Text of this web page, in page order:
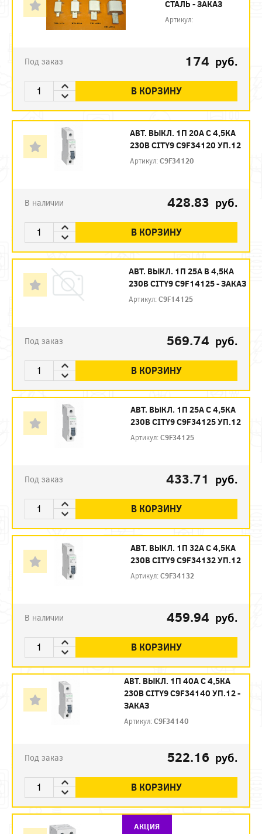
СТАЛЬ - ЗАКАЗ
Артикул:
Под заказ 174 руб.
В КОРЗИНУ
АВТ. ВЫКЛ. 1П 20А С 4,5КА
230В CITY9 C9F34120 УП.12
Артикул:C9F34120
В наличии 428.83 руб.
В КОРЗИНУ
АВТ. ВЫКЛ. 1П 25А B 4,5КА
230В CITY9 C9F14125 - ЗАКАЗ
Артикул:C9F14125
Под заказ 569.74 руб.
В КОРЗИНУ
АВТ. ВЫКЛ. 1П 25А С 4,5КА
230В CITY9 C9F34125 УП.12
Артикул:C9F34125
Под заказ 433.71 руб.
В КОРЗИНУ
АВТ. ВЫКЛ. 1П 32А С 4,5КА
230В CITY9 C9F34132 УП.12
Артикул:C9F34132
В наличии 459.94 руб.
В КОРЗИНУ
АВТ. ВЫКЛ. 1П 40А С 4,5КА
230В CITY9 C9F34140 УП.12 -
ЗАКАЗ
Артикул:C9F34140
Под заказ 522.16 руб.
В КОРЗИНУ
АКЦИЯ